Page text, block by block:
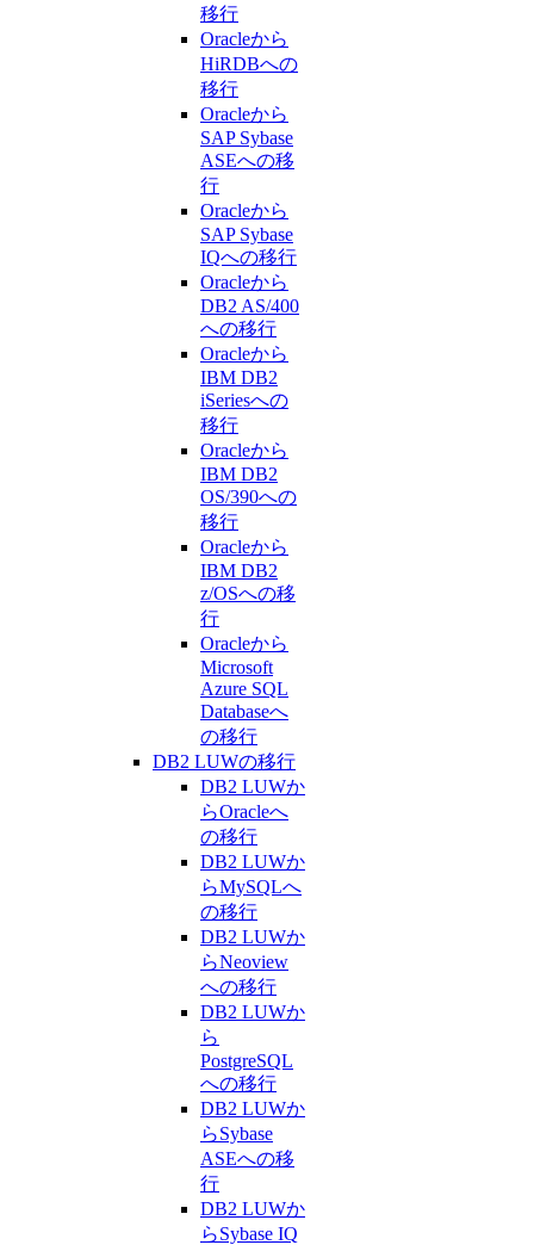
移行
Oracleから
HiRDBへの
移行
Oracleから
SAP Sybase
ASEへの移
行
Oracleから
SAP Sybase
IQへの移行
Oracleから
DB2 AS/400
への移行
Oracleから
IBM DB2
iSeriesへの
移行
Oracleから
IBM DB2
OS/390への
移行
Oracleから
IBM DB2
z/OSへの移
行
Oracleから
Microsoft
Azure SQL
Databaseへ
の移行
DB2 LUWの移行
DB2 LUWか
らOracleへ
の移行
DB2 LUWか
らMySQLへ
の移行
DB2 LUWか
らNeoview
への移行
DB2 LUWか
ら
PostgreSQL
への移行
DB2 LUWか
らSybase
ASEへの移
行
DB2 LUWか
らSybase IQ